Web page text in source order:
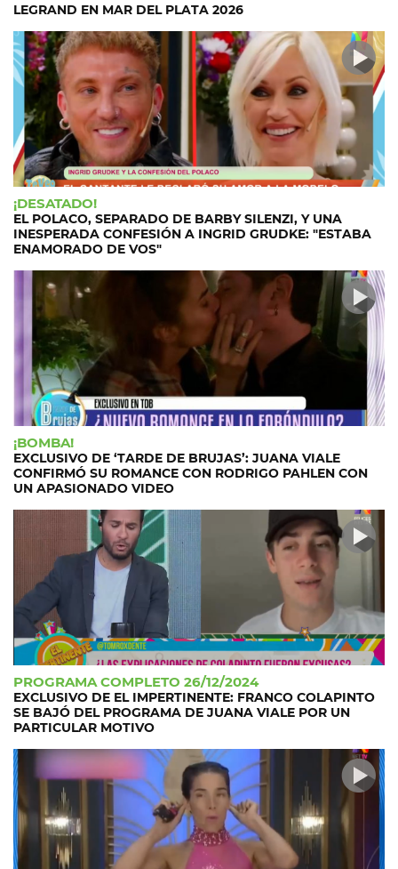
LEGRAND EN MAR DEL PLATA 2026
¡DESATADO!
EL POLACO, SEPARADO DE BARBY SILENZI, Y UNA
INESPERADA CONFESIÓN A INGRID GRUDKE: "ESTABA
ENAMORADO DE VOS"
¡BOMBA!
EXCLUSIVO DE ‘TARDE DE BRUJAS’: JUANA VIALE
CONFIRMÓ SU ROMANCE CON RODRIGO PAHLEN CON
UN APASIONADO VIDEO
PROGRAMA COMPLETO 26/12/2024
EXCLUSIVO DE EL IMPERTINENTE: FRANCO COLAPINTO
SE BAJÓ DEL PROGRAMA DE JUANA VIALE POR UN
PARTICULAR MOTIVO